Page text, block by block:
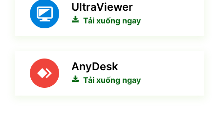
UltraViewer
Tải xuống ngay
AnyDesk
Tải xuống ngay